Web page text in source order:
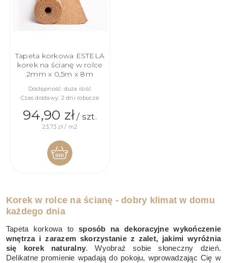
Tapeta korkowa ESTELA
korek na ścianę w rolce
2mm x 0,5m x 8m
Dostępność: duża ilość
Czas dostawy: 2 dni robocze
94,90 zł/ szt.
23,73 zł / m2
KOSZYKA
Korek w rolce na ścianę - dobry klimat w domu
każdego dnia
Tapeta korkowa tosposób na dekoracyjne wykończenie
wnętrza i zarazem skorzystanie z zalet, jakimi wyróżnia
się korek naturalny. Wyobraź sobie słoneczny dzień.
Delikatne promienie wpadają do pokoju, wprowadzając Cię w